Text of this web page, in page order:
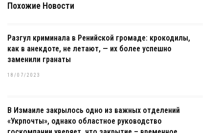
Похожие Новости
Разгул криминала в Ренийской громаде: крокодилы,
как в анекдоте, не летают, — их более успешно
заменили гранаты
18/07/2023
В Измаиле закрылось одно из важных отделений
«Укрпочты», однако областное руководство